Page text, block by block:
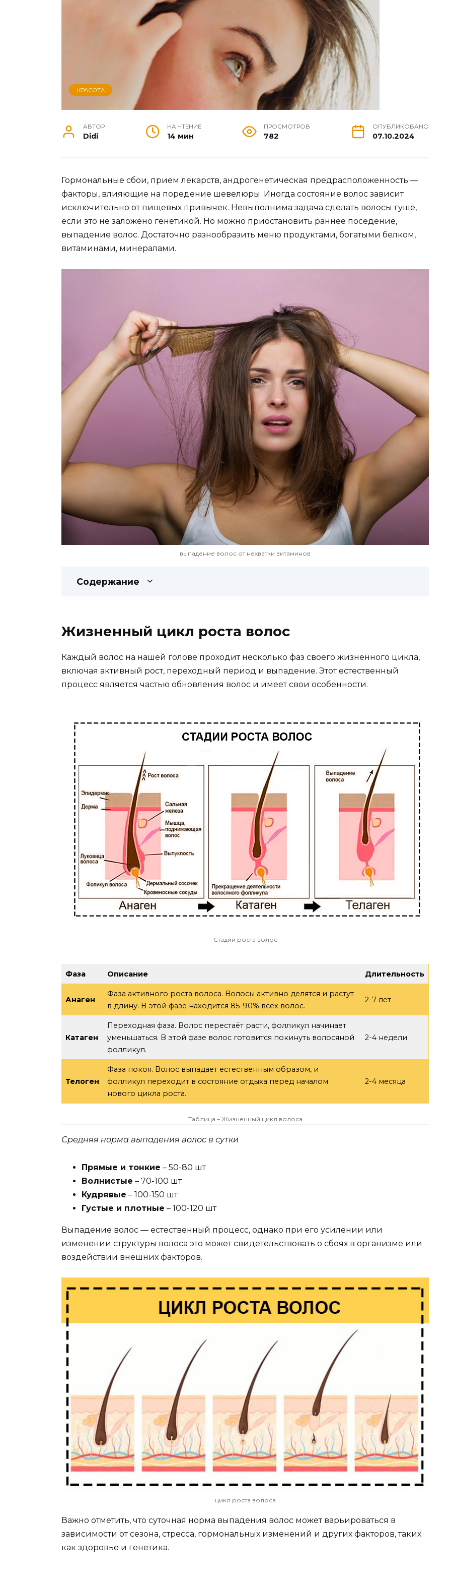
КРАСОТА
АВТОР
Didi
НА ЧТЕНИЕ
14 мин
ПРОСМОТРОВ
782
ОПУБЛИКОВАНО
07.10.2024
Гормональные сбои, прием лекарств, андрогенетическая предрасположенность —
факторы, влияющие на поредение шевелюры. Иногда состояние волос зависит
исключительно от пищевых привычек. Невыполнима задача сделать волосы гуще,
если это не заложено генетикой. Но можно приостановить раннее поседение,
выпадение волос. Достаточно разнообразить меню продуктами, богатыми белком,
витаминами, минералами.
выпадение волос от нехватки витаминов
Содержание
Жизненный цикл роста волос
Каждый волос на нашей голове проходит несколько фаз своего жизненного цикла,
включая активный рост, переходный период и выпадение. Этот естественный
процесс является частью обновления волос и имеет свои особенности.
Стадии роста волос
Фаза Описание Длительность
Анаген
Фаза активного роста волоса. Волосы активно делятся и растут
в длину. В этой фазе находится 85-90% всех волос.
2-7 лет
Катаген
Переходная фаза. Волос перестаёт расти, фолликул начинает
уменьшаться. В этой фазе волос готовится покинуть волосяной
фолликул.
2-4 недели
Телоген
Фаза покоя. Волос выпадает естественным образом, и
фолликул переходит в состояние отдыха перед началом
нового цикла роста.
2-4 месяца
Таблица – Жизненный цикл волоса
Средняя норма выпадения волос в сутки
Прямые и тонкие – 50-80 шт
Волнистые – 70-100 шт
Кудрявые – 100-150 шт
Густые и плотные – 100-120 шт
Выпадение волос — естественный процесс, однако при его усилении или
изменении структуры волоса это может свидетельствовать о сбоях в организме или
воздействии внешних факторов.
цикл роста волоса
Важно отметить, что суточная норма выпадения волос может варьироваться в
зависимости от сезона, стресса, гормональных изменений и других факторов, таких
как здоровье и генетика.